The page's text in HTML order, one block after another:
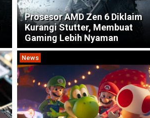
Prosesor AMD Zen 6 Diklaim
Kurangi Stutter, Membuat
Gaming Lebih Nyaman
News